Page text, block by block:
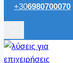
+306980700070